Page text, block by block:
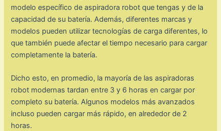
modelo específico de aspiradora robot que tengas y de la
capacidad de su batería. Además, diferentes marcas y
modelos pueden utilizar tecnologías de carga diferentes, lo
que también puede afectar el tiempo necesario para cargar
completamente la batería.
Dicho esto, en promedio, la mayoría de las aspiradoras
robot modernas tardan entre 3 y 6 horas en cargar por
completo su batería. Algunos modelos más avanzados
incluso pueden cargar más rápido, en alrededor de 2
horas.